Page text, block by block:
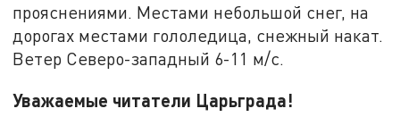
прояснениями. Местами небольшой снег, на
дорогах местами гололедица, снежный накат.
Ветер Северо-западный 6-11 м/с.
Уважаемые читатели Царьграда!